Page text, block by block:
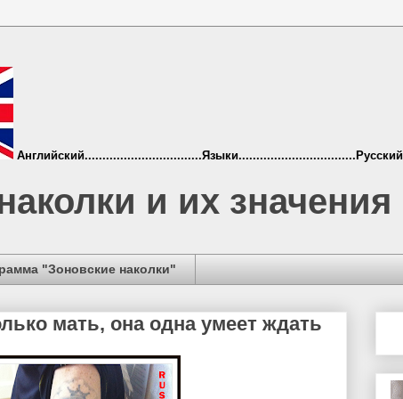
Английский.................................Языки.................................Русский
и их значения
"Зоновские наколки"
мать, она одна умеет ждать